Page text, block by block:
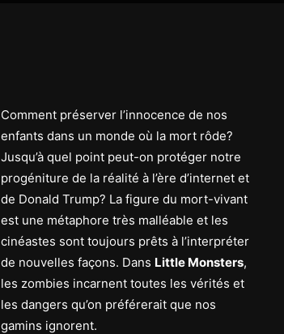
Comment préserver l’innocence de nos
enfants dans un monde où la mort rôde?
Jusqu’à quel point peut-on protéger notre
progéniture de la réalité à l’ère d’internet et
de Donald Trump? La figure du mort-vivant
est une métaphore très malléable et les
cinéastes sont toujours prêts à l’interpréter
de nouvelles façons. Dans Little Monsters,
les zombies incarnent toutes les vérités et
les dangers qu’on préférerait que nos
gamins ignorent.